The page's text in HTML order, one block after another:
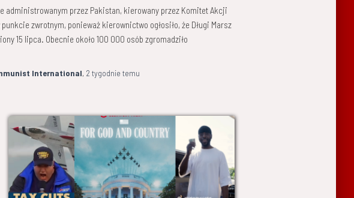
administrowanym przez Pakistan, kierowany przez Komitet Akcji
punkcie zwrotnym, ponieważ kierownictwo ogłosiło, że Długi Marsz
15 lipca. Obecnie około 100 000 osób zgromadziło
International, 2 tygodnie temu